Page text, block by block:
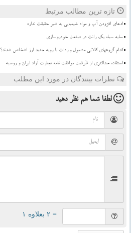
تازه ترین مطالب مرتبط
ادعای افزودن آب و مواد شیمیایی به شیر حقیقت ندارد
سایه سیاه یک رانت در صنعت خودروسازی
کدام گروههای کالایی مشمول واردات با رویه جدید ارز اشخاص شدند؟
استفاده حداکثری از ظرفیت موافقت نامه تجارت آزاد ایران و روسیه
نظرات بینندگان در مورد این مطلب
لطفا شما همنظر دهید
= ۲ بعلاوه ۱